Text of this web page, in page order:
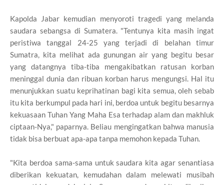
Kapolda Jabar kemudian menyoroti tragedi yang melanda
saudara sebangsa di Sumatera. "Tentunya kita masih ingat
peristiwa tanggal 24-25 yang terjadi di belahan timur
Sumatra, kita melihat ada gunungan air yang begitu besar
yang datangnya tiba-tiba mengakibatkan ratusan korban
meninggal dunia dan ribuan korban harus mengungsi. Hal itu
menunjukkan suatu keprihatinan bagi kita semua, oleh sebab
itu kita berkumpul pada hari ini, berdoa untuk begitu besarnya
kekuasaan Tuhan Yang Maha Esa terhadap alam dan makhluk
ciptaan-Nya," paparnya. Beliau mengingatkan bahwa manusia
tidak bisa berbuat apa-apa tanpa memohon kepada Tuhan.
"Kita berdoa sama-sama untuk saudara kita agar senantiasa
diberikan kekuatan, kemudahan dalam melewati musibah